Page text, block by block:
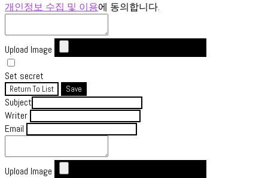
개인정보 수집 및 이용에 동의합니다.
Upload Image
Set secret
Return To List Save
Subject
Writer
Email
Upload Image